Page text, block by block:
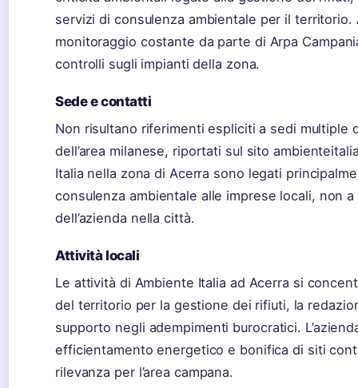
servizi di consulenza ambientale per il territorio.
monitoraggio costante da parte di Arpa
controlli sugli impianti della zona.
Sede e contatti
Non risultano riferimenti espliciti a sedi multiple
dell’area milanese, riportati sul sito
Italia nella zona di Acerra sono legati
consulenza ambientale alle imprese locali, non
dell’azienda nella città.
Attività locali
Le attività di Ambiente Italia ad Acerra si
del territorio per la gestione dei rifiuti, la
supporto negli adempimenti burocratici.
efficientamento energetico e bonifica di siti
rilevanza per l’area campana.